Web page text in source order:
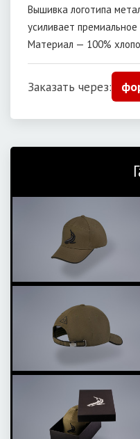
Вышивка логотипа
усиливает премиальное
Материал — 100%
Заказать через: